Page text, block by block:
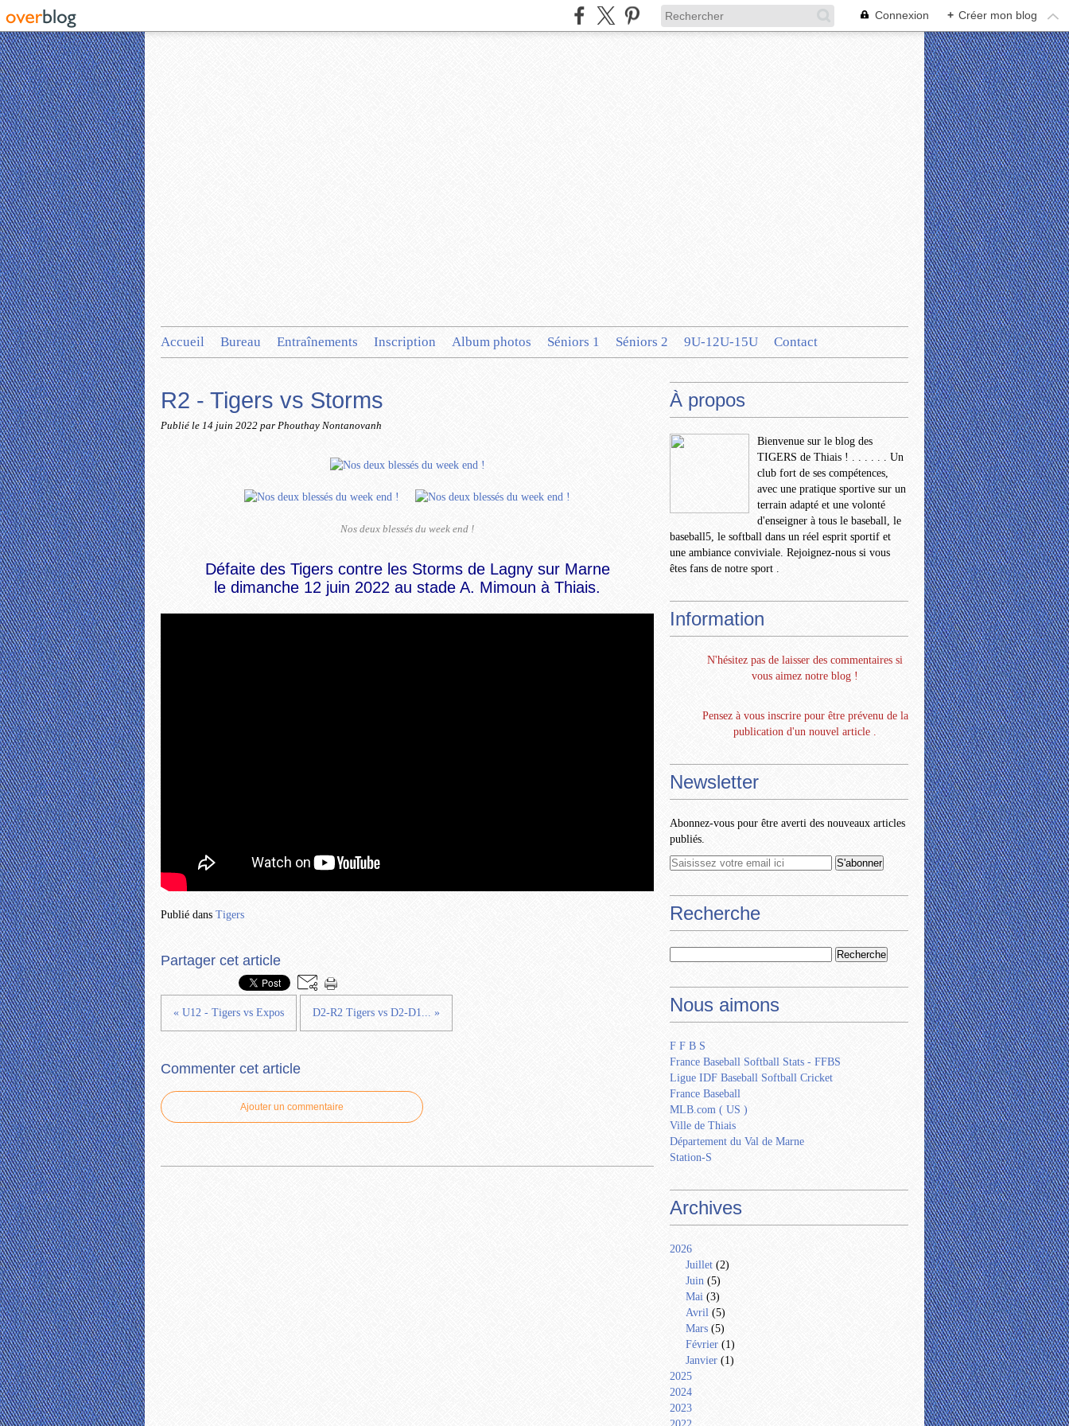
Connexion + Créer mon blog
Accueil Bureau Entraînements Inscription Album photos Séniors 1 Séniors 2 9U-12U-15U Contact
R2 - Tigers vs Storms
Publié le 14 juin 2022 par Phouthay Nontanovanh
Nos deux blessés du week end !
Défaite des Tigers contre les Storms de Lagny sur Marne
le dimanche 12 juin 2022 au stade A. Mimoun à Thiais.
Publié dans Tigers
Partager cet article
« U12 - Tigers vs Expos D2-R2 Tigers vs D2-D1... »
Commenter cet article
Ajouter un commentaire
À propos
Bienvenue sur le blog des
TIGERS de Thiais ! . . . . . . Un
club fort de ses compétences,
avec une pratique sportive sur un
terrain adapté et une volonté
d'enseigner à tous le baseball, le
baseball5, le softball dans un réel esprit sportif et
une ambiance conviviale. Rejoignez-nous si vous
êtes fans de notre sport .
Information
N'hésitez pas de laisser des commentaires si
vous aimez notre blog !
Pensez à vous inscrire pour être prévenu de la
publication d'un nouvel article .
Newsletter
Abonnez-vous pour être averti des nouveaux articles
publiés.
Recherche
Nous aimons
F F B S
France Baseball Softball Stats - FFBS
Ligue IDF Baseball Softball Cricket
France Baseball
MLB.com ( US )
Ville de Thiais
Département du Val de Marne
Station-S
Archives
2026
Juillet (2)
Juin (5)
Mai (3)
Avril (5)
Mars (5)
Février (1)
Janvier (1)
2025
2024
2023